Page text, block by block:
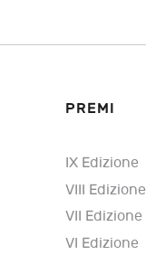
PREMI
IX Edizione
VIII Edizione
VII Edizione
VI Edizione